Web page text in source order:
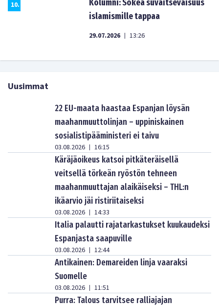
10.
Kolumni: Sokea suvaitsevaisuus
islamismille tappaa
29.07.2026 | 13:26
Uusimmat
22 EU-maata haastaa Espanjan löysän
maahanmuuttolinjan – uppiniskainen
sosialistipääministeri ei taivu
03.08.2026 | 16:15
Käräjäoikeus katsoi pitkäteräisellä
veitsellä törkeän ryöstön tehneen
maahanmuuttajan alaikäiseksi – THL:n
ikäarvio jäi ristiriitaiseksi
03.08.2026 | 14:33
Italia palautti rajatarkastukset kuukaudeksi
Espanjasta saapuville
03.08.2026 | 12:44
Antikainen: Demareiden linja vaaraksi
Suomelle
03.08.2026 | 11:51
Purra: Talous tarvitsee ralliajajan